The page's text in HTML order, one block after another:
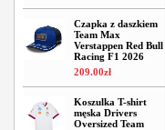
Czapka z daszkiem
Team Max
Verstappen Red Bull
Racing F1 2026
209.00zł
Koszulka T-shirt
męska Drivers
Oversized Team